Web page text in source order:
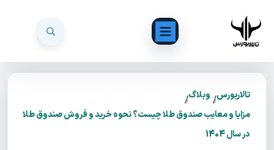
تالاربورس/ وبلاگ/
مزایا و معایب صندوق طلا چیست؟ نحوه خرید و فروش صندوق‌ طلا
در سال 1404